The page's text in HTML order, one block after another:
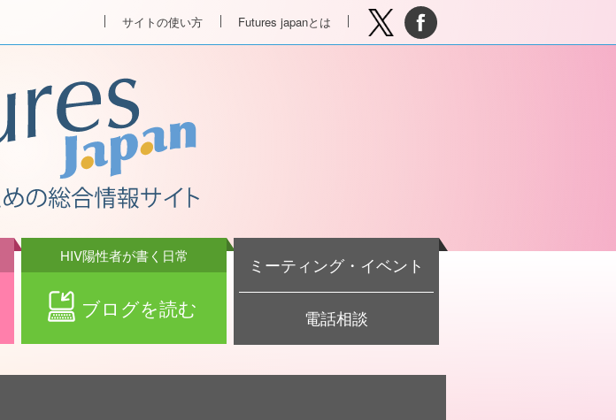
サイトの使い方 Futures japanとは
ブログを読む
HIV陽性者が書く日常 ミーティング・イベント
電話相談